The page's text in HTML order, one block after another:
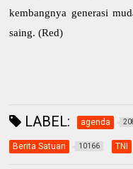
kembangnya generasi
saing. (Red)
LABEL: agenda
Berita Satuan 10166 TNI